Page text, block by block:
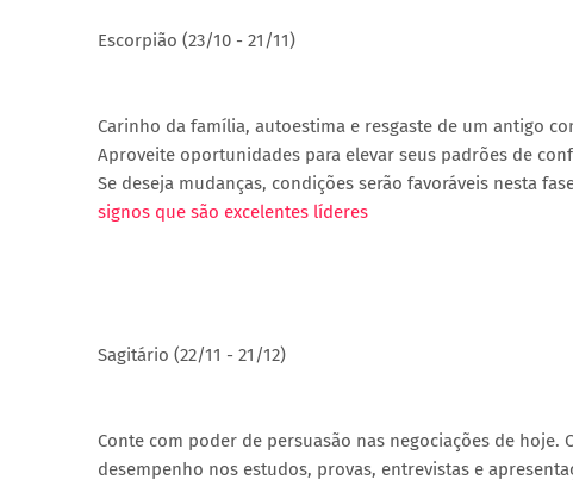
Escorpião (23/10 - 21/11)
Carinho da família, autoestima e resgaste de um antigo
Aproveite oportunidades para elevar seus padrões de
Se deseja mudanças, condições serão favoráveis nesta
signos que são excelentes líderes
Sagitário (22/11 - 21/12)
Conte com poder de persuasão nas negociações de
desempenho nos estudos, provas, entrevistas e